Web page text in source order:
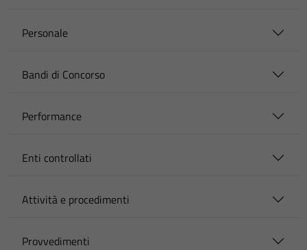
Personale
Bandi di Concorso
Performance
Enti controllati
Attività e procedimenti
Provvedimenti